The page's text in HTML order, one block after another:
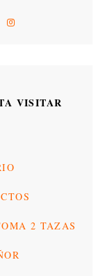
VISITAR
2 TAZAS